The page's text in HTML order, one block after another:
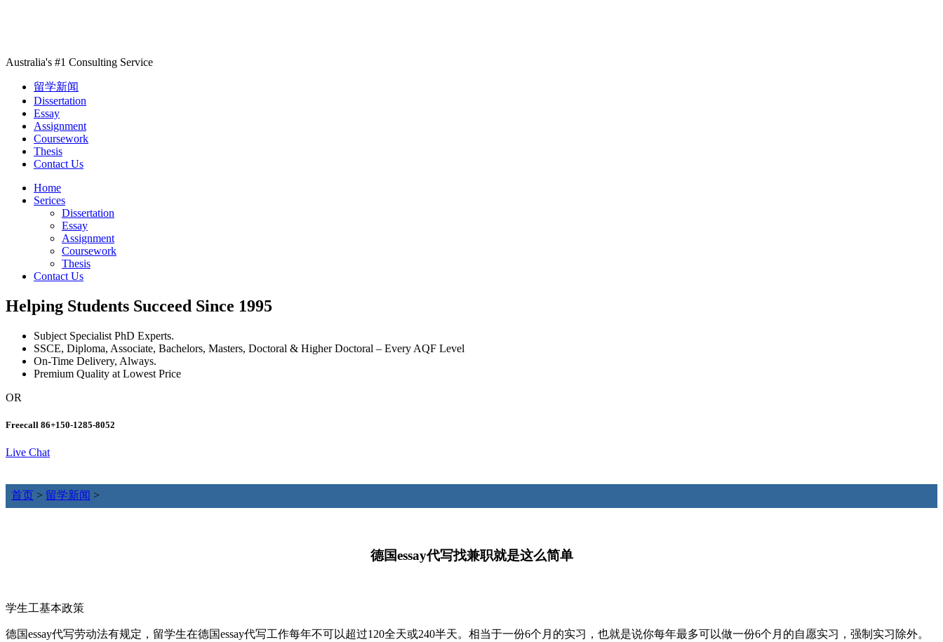
Australia's #1 Consulting Service
留学新闻
Dissertation
Essay
Assignment
Coursework
Thesis
Contact Us
Home
Serices
Dissertation
Essay
Assignment
Coursework
Thesis
Contact Us
Helping Students Succeed Since 1995
Subject Specialist PhD Experts.
SSCE, Diploma, Associate, Bachelors, Masters, Doctoral & Higher Doctoral – Every AQF Level
On-Time Delivery, Always.
Premium Quality at Lowest Price
OR
Freecall 86+150-1285-8052
Live Chat
首页 > 留学新闻 >
德国essay代写找兼职就是这么简单
学生工基本政策
德国essay代写劳动法有规定，留学生在德国essay代写工作每年不可以超过120全天或240半天。相当于一份6个月的实习，也就是说你每年最多可以做一份6个月的自愿实习，强制实习除外。